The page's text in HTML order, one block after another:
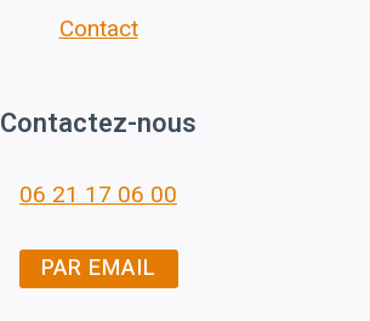
Contact
Contactez-nous
06 21 17 06 00
PAR EMAIL